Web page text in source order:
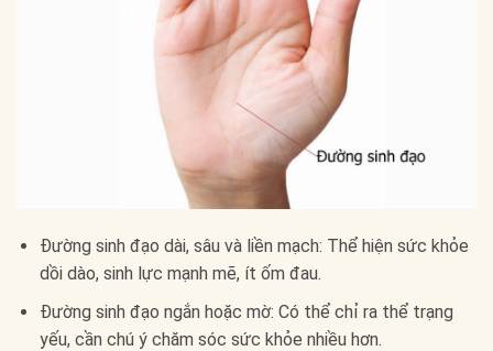
Đường sinh đạo dài, sâu và liền mạch: Thể hiện sức khỏe
dồi dào, sinh lực mạnh mẽ, ít ốm đau.
Đường sinh đạo ngắn hoặc mờ: Có thể chỉ ra thể trạng
yếu, cần chú ý chăm sóc sức khỏe nhiều hơn.